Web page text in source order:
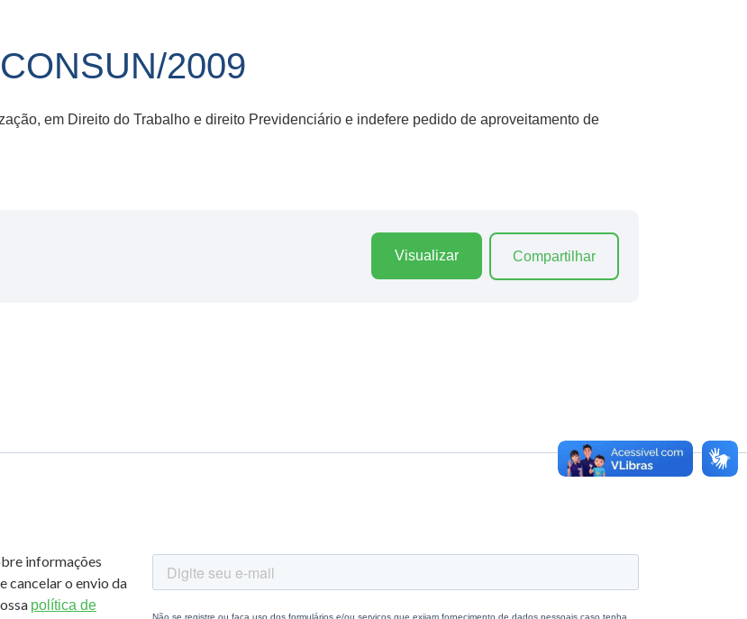
2009
em Direito do Trabalho e direito Previdenciário e indefere pedido de aproveitamento de
Visualizar Compartilhar
informações
cancelar o envio da
política de